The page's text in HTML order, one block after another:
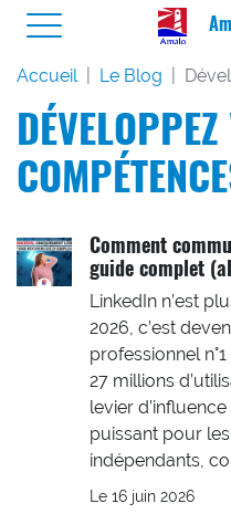
Accueil Le Blog
Comment
guide complet
LinkedIn n’est
2026, c’est
professionnel
27 millions
levier
puissant pour
indépendants,
Le 16 juin 2026